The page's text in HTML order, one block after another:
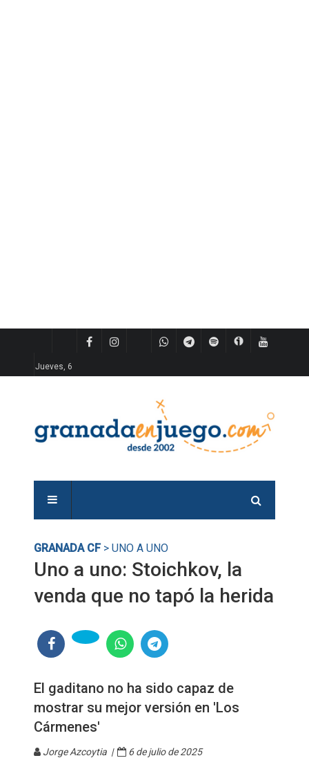
Jueves, 6
GRANADA CF> UNO A UNO
Uno a uno: Stoichkov, la
venda que no tapó la herida
El gaditano no ha sido capaz de
mostrar su mejor versión en 'Los
Cármenes'
Jorge Azcoytia | 6 de julio de 2025